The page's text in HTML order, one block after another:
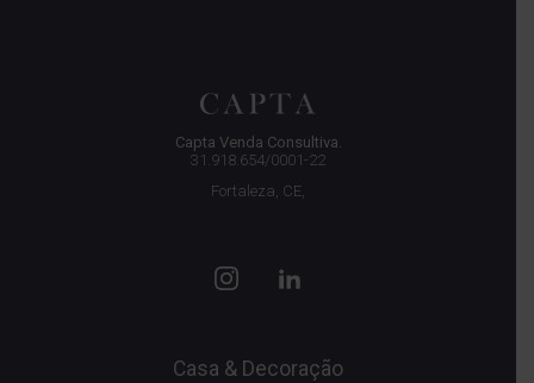
Capta Venda Consultiva.
31.918.654/0001-22
Fortaleza, CE,
Casa & Decoração